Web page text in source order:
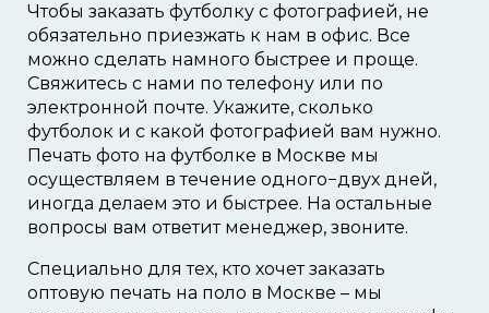
Чтобы заказать футболку с фотографией, не
обязательно приезжать к нам в офис. Все
можно сделать намного быстрее и проще.
Свяжитесь с нами по телефону или по
электронной почте. Укажите, сколько
футболок и с какой фотографией вам нужно.
Печать фото на футболке в Москве мы
осуществляем в течение одного−двух дней,
иногда делаем это и быстрее. На остальные
вопросы вам ответит менеджер, звоните.
Специально для тех, кто хочет заказать
оптовую печать на поло в Москве – мы